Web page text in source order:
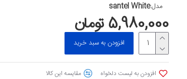
مدل:santel White
5,980,000 تومان
افزودن به سبد خرید
افزودن به لیست دلخواه مقایسه این کالا